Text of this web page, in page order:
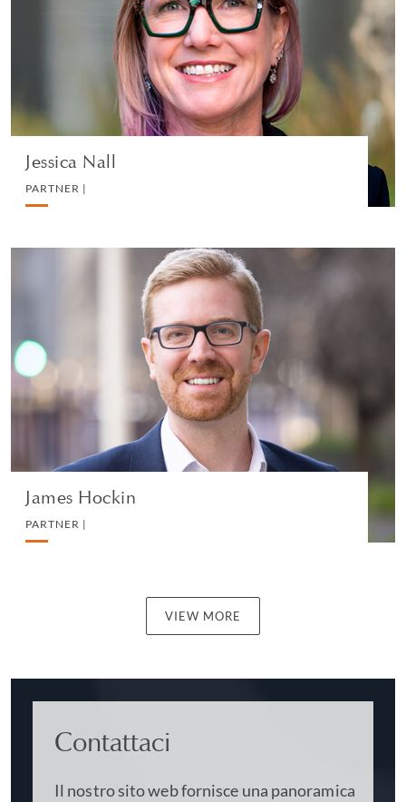
Jessica Nall
PARTNER |
LITIGATION AND ARBITRATION
VEDI IL PROFILO
James Hockin
PARTNER |
James Hockin
EMPLOYMENT
VEDI IL PROFILO
VIEW MORE
Contattaci
Il nostro sito web fornisce una panoramica